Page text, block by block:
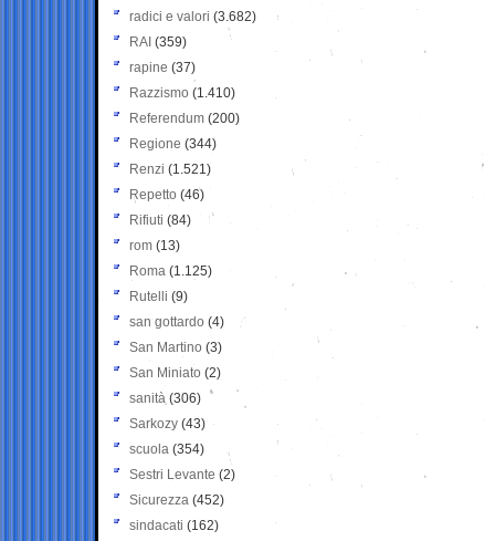
radici e valori (3.682)
RAI (359)
rapine (37)
Razzismo (1.410)
Referendum (200)
Regione (344)
Renzi (1.521)
Repetto (46)
Rifiuti (84)
rom (13)
Roma (1.125)
Rutelli (9)
san gottardo (4)
San Martino (3)
San Miniato (2)
sanità (306)
Sarkozy (43)
scuola (354)
Sestri Levante (2)
Sicurezza (452)
sindacati (162)